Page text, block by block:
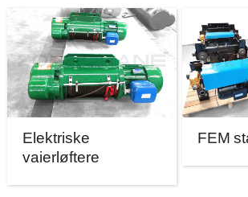
Elektriske
vaierløftere
FEM